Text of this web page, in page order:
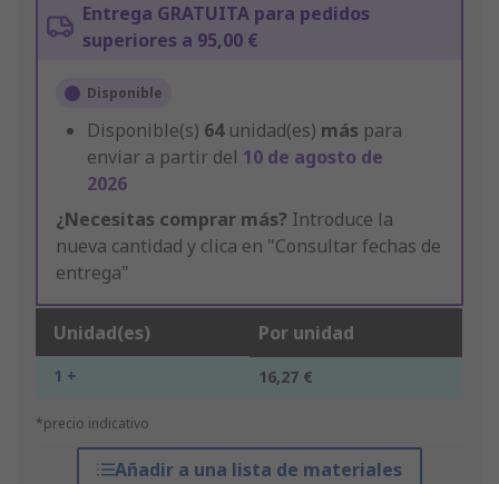
Entrega GRATUITA para pedidos
superiores a 95,00 €
Disponible
Disponible(s) 64 unidad(es) más para
enviar a partir del 10 de agosto de
2026
¿Necesitas comprar más? Introduce la
nueva cantidad y clica en "Consultar fechas de
entrega"
Unidad(es) Por unidad
1 + 16,27 €
*precio indicativo
Añadir a una lista de materiales